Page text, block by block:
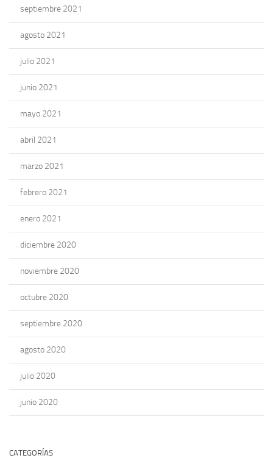
septiembre 2021
agosto 2021
julio 2021
junio 2021
mayo 2021
abril 2021
marzo 2021
febrero 2021
enero 2021
diciembre 2020
noviembre 2020
octubre 2020
septiembre 2020
agosto 2020
julio 2020
junio 2020
CATEGORÍAS